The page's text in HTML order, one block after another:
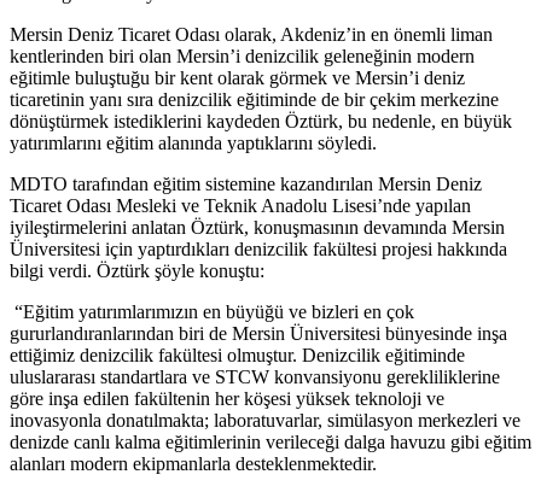
Mersin Deniz Ticaret Odası olarak, Akdeniz’in en önemli liman
kentlerinden biri olan Mersin’i denizcilik geleneğinin modern
eğitimle buluştuğu bir kent olarak görmek ve Mersin’i deniz
ticaretinin yanı sıra denizcilik eğitiminde de bir çekim merkezine
dönüştürmek istediklerini kaydeden Öztürk, bu nedenle, en büyük
yatırımlarını eğitim alanında yaptıklarını söyledi.
MDTO tarafından eğitim sistemine kazandırılan Mersin Deniz
Ticaret Odası Mesleki ve Teknik Anadolu Lisesi’nde yapılan
iyileştirmelerini anlatan Öztürk, konuşmasının devamında Mersin
Üniversitesi için yaptırdıkları denizcilik fakültesi projesi hakkında
bilgi verdi. Öztürk şöyle konuştu:
“Eğitim yatırımlarımızın en büyüğü ve bizleri en çok
gururlandıranlarından biri de Mersin Üniversitesi bünyesinde inşa
ettiğimiz denizcilik fakültesi olmuştur. Denizcilik eğitiminde
uluslararası standartlara ve STCW konvansiyonu gerekliliklerine
göre inşa edilen fakültenin her köşesi yüksek teknoloji ve
inovasyonla donatılmakta; laboratuvarlar, simülasyon merkezleri ve
denizde canlı kalma eğitimlerinin verileceği dalga havuzu gibi eğitim
alanları modern ekipmanlarla desteklenmektedir.